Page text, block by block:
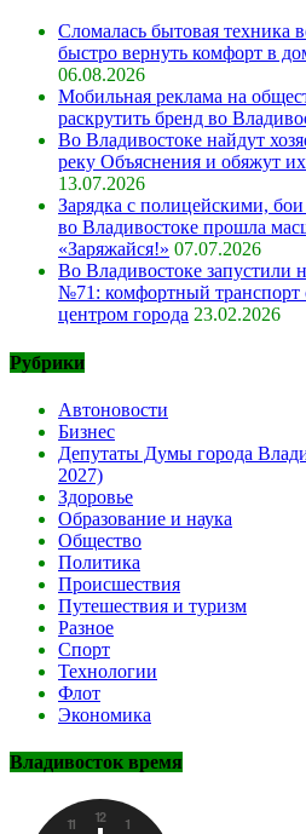
Сломалась бытовая техника
быстро вернуть комфорт в
06.08.2026
Мобильная реклама на
раскрутить бренд во
Во Владивостоке найдут
реку Объяснения и обяжут
13.07.2026
Зарядка с полицейскими,
во Владивостоке прошла
«Заряжайся!» 07.07.2026
Во Владивостоке запустили
№71: комфортный транспорт
центром города 23.02.2026
Рубрики
Автоновости
Бизнес
Депутаты Думы города
2027)
Здоровье
Образование и наука
Общество
Политика
Происшествия
Путешествия и туризм
Разное
Спорт
Технологии
Флот
Экономика
Владивосток время